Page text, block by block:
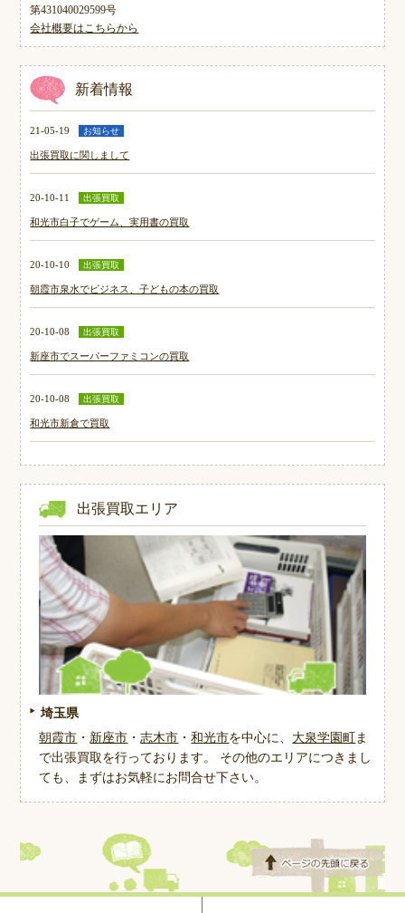
第431040029599号
会社概要はこちらから
新着情報
21-05-19 お知らせ
出張買取に関しまして
20-10-11 出張買取
和光市白子でゲーム、実用書の買取
20-10-10 出張買取
朝霞市泉水でビジネス、子どもの本の買取
20-10-08 出張買取
新座市でスーパーファミコンの買取
20-10-08 出張買取
和光市新倉で買取
出張買取エリア
埼玉県
朝霞市 ・ 新座市 ・志木市 ・和光市を中心に、 大泉学園町 ま
で出張買取を行っております。 その他のエリアにつきまし
ても、まずはお気軽にお問合せ下さい。